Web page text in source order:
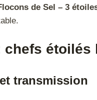
de Sel – 3
transmission